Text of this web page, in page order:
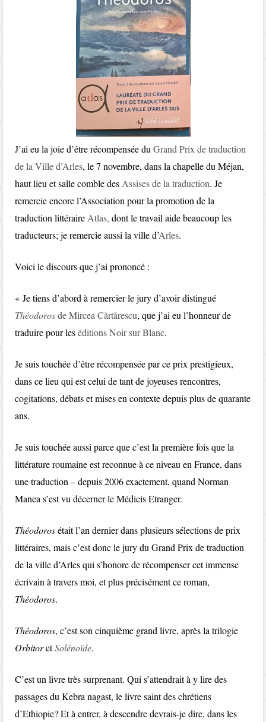
J’ai eu la joie d’être récompensée duGrand Prix de traduction
de la Ville d’Arles, le 7 novembre, dans la chapelle du Méjan,
haut lieu et salle comble des Assises de la traduction. Je
remercie encore l’Association pour la promotion de la
traduction littéraire Atlas, dont le travail aide beaucoup les
traducteurs; je remercie aussi la ville d’Arles.
Voici le discours que j’ai prononcé :
« Je tiens d’abord à remercier le jury d’avoir distingué
Théodorosde Mircea Cărtărescu, que j’ai eu l’honneur de
traduire pour leséditions Noir sur Blanc.
Je suis touchée d’être récompensée par ce prix prestigieux,
dans ce lieu qui est celui de tant de joyeuses rencontres,
cogitations, débats et mises en contexte depuis plus de quarante
ans.
Je suis touchée aussi parce que c’est la première fois que la
littérature roumaine est reconnue à ce niveau en France, dans
une traduction – depuis 2006 exactement, quand Norman
Manea s’est vu décerner le Médicis Etranger.
Théodorosétait l’an dernier dans plusieurs sélections de prix
littéraires, mais c’est donc le jury du Grand Prix de traduction
de la ville d’Arles qui s’honore de récompenser cet immense
écrivain à travers moi, et plus précisément ce roman,
Théodoros.
Théodoros, c’est son cinquième grand livre, après la trilogie
OrbitoretSolénoïde.
C’est un livre très surprenant. Qui s’attendrait à y lire des
passages du Kebra nagast, le livre saint des chrétiens
d’Ethiopie? Et à entrer, à descendre devrais-je dire, dans les